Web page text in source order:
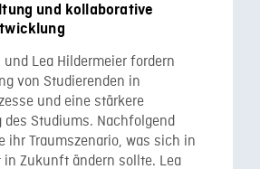
und kollaborative
und Lea Hildermeier fordern
von Studierenden in
und eine stärkere
Studiums. Nachfolgend
ihr Traumszenario, was sich in
Zukunft ändern sollte. Lea